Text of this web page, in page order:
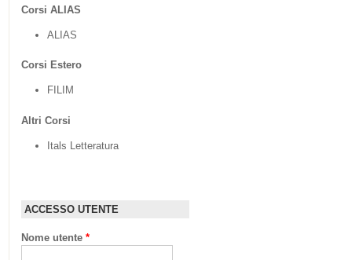
Corsi ALIAS
ALIAS
Corsi Estero
FILIM
Altri Corsi
Itals Letteratura
ACCESSO UTENTE
Nome utente *